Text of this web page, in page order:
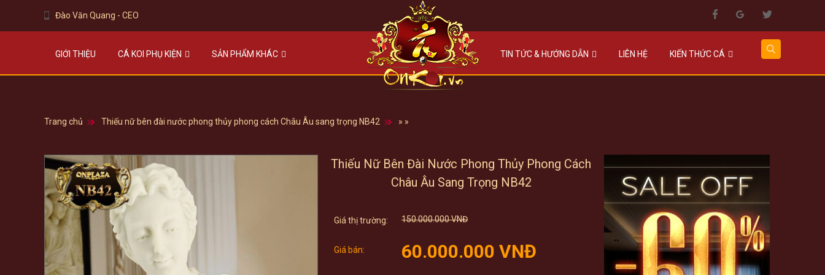
Đào Văn Quang - CEO
GIỚI THIỆU CÁ KOI PHỤ KIỆN SẢN PHẨM KHÁC TIN TỨC & HƯỚNG DẪN LIÊN HỆ KIẾN THỨC CÁ
Trang chủ » »
Thiếu nữ bên đài nước phong thủy phong cách Châu Âu sang trọng NB42
Thiếu Nữ Bên Đài Nước Phong Thủy Phong Cách
Châu Âu Sang Trọng NB42
150.000.000VNĐOriginal
was:
150.000.000 VNĐ.
60.000.000VNĐ